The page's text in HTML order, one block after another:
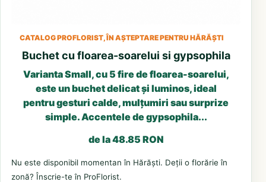
CATALOG PROFLORIST, ÎN AȘTEPTARE PENTRU HĂRĂȘTI
Buchet cu floarea-soarelui si gypsophila
Varianta Small, cu 5 fire de floarea-soarelui,
este un buchet delicat și luminos, ideal
pentru gesturi calde, mulțumiri sau surprize
simple. Accentele de gypsophila...
de la 48.85 RON
Nu este disponibil momentan în Hărăști. Deții o florărie în
zonă? Înscrie-te în ProFlorist.